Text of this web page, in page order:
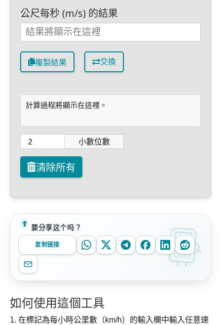
公尺每秒 (m/s) 的結果
複製結果 交換
計算過程將顯示在這裡。
小數位數
清除所有
要分享这个吗？
复制链接
如何使用這個工具
1. 在標記為每小時公里數（km/h）的輸入欄中輸入任意速